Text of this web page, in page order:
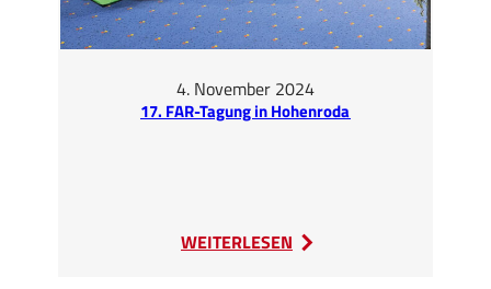
4. November 2024
17. FAR-Tagung in Hohenroda
WEITERLESEN
: